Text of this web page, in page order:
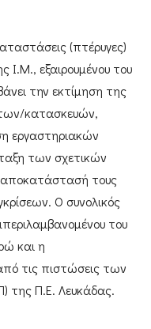
(πτέρυγες)
Ι.Μ., εξαιρουμένου του
την εκτίμηση της
κατασκευών,
εργαστηριακών
των σχετικών
αποκατάστασή τους
O συνολικός
του
και η
τις πιστώσεις των
τηςΠ.Ε. Λευκάδας.